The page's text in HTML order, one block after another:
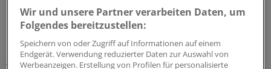
Einen solchen Zusammenhang herzustellen kritisiert das
Ministerium nun in seinem Schreiben. Eine
Kauferlaubnis mit der Intention der Selbstötung sei
gerade nicht mit dem Zweck des
Wir und unsere Partner verarbeiten Daten, um
Folgendes bereitzustellen:
Speichern von oder Zugriff auf Informationen auf einem
Endgerät. Verwendung reduzierter Daten zur Auswahl von
Werbeanzeigen. Erstellung von Profilen für personalisierte